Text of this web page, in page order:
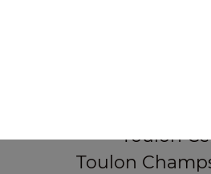
Toulon
Toulon